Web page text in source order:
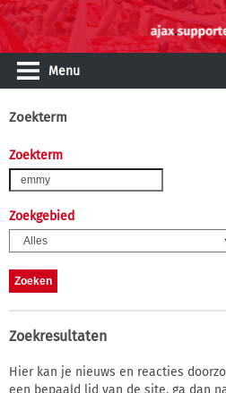
Menu
Zoekterm
Zoekterm
Zoekgebied
Zoekresultaten
Hier kan je nieuws en reacties
een bepaald lid van de site, ga dan